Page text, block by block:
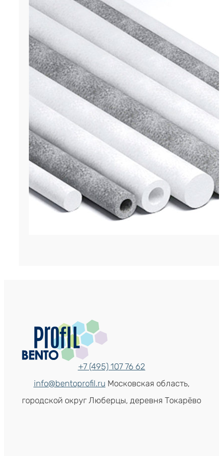
р.35.41
ОСТАВИТЬ ЗАЯВКУ
+7 (495) 107 76 62
info@bentoprofil.ru Московская область,
городской округ Люберцы, деревня Токарёво